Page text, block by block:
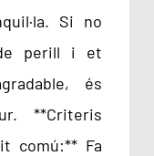
Si no
perill i et
és
**Criteris
comú:** Fa